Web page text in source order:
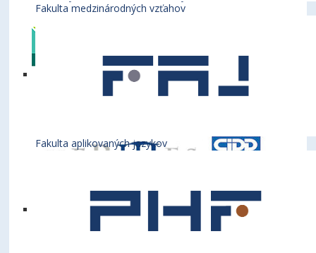
Fakulta medzinárodných vzťahov
Fakulta aplikovaných jazykov